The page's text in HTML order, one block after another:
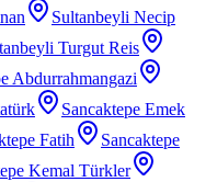
Sultanbeyli Necip
Turgut Reis
Abdurrahmangazi
Sancaktepe Emek
Fatih
Sancaktepe
Kemal Türkler